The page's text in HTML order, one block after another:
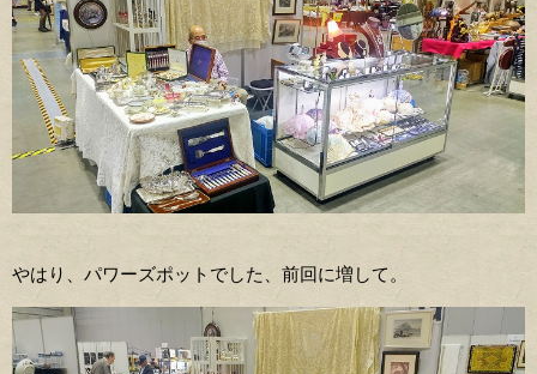
やはり、パワーズポットでした、前回に増して。